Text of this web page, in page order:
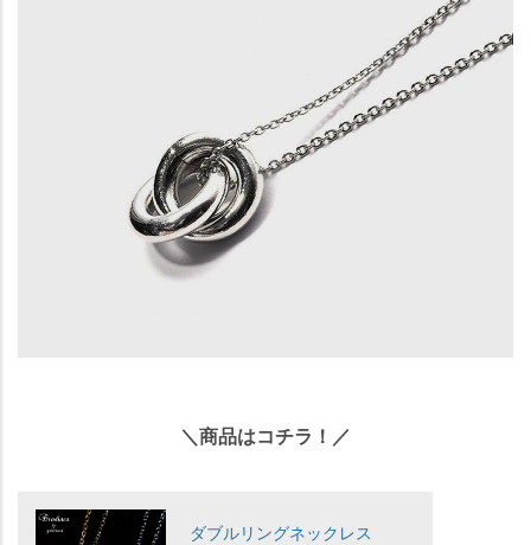
＼商品はコチラ！／
ダブルリングネックレス